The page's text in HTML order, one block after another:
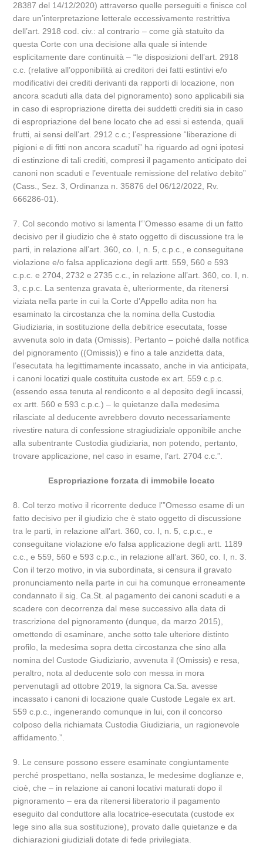
28387 del 14/12/2020) attraverso quelle perseguiti e finisce col
dare un’interpretazione letterale eccessivamente restrittiva
dell’art. 2918 cod. civ.: al contrario – come già statuito da
questa Corte con una decisione alla quale si intende
esplicitamente dare continuità – “le disposizioni dell’art. 2918
c.c. (relative all’opponibilità ai creditori dei fatti estintivi e/o
modificativi dei crediti derivanti da rapporti di locazione, non
ancora scaduti alla data del pignoramento) sono applicabili sia
in caso di espropriazione diretta dei suddetti crediti sia in caso
di espropriazione del bene locato che ad essi si estenda, quali
frutti, ai sensi dell’art. 2912 c.c.; l’espressione “liberazione di
pigioni e di fitti non ancora scaduti” ha riguardo ad ogni ipotesi
di estinzione di tali crediti, compresi il pagamento anticipato dei
canoni non scaduti e l’eventuale remissione del relativo debito”
(Cass., Sez. 3, Ordinanza n. 35876 del 06/12/2022, Rv.
666286-01).
7. Col secondo motivo si lamenta l'”Omesso esame di un fatto
decisivo per il giudizio che è stato oggetto di discussione tra le
parti, in relazione all’art. 360, co. I, n. 5, c.p.c., e conseguitane
violazione e/o falsa applicazione degli artt. 559, 560 e 593
c.p.c. e 2704, 2732 e 2735 c.c., in relazione all’art. 360, co. I, n.
3, c.p.c. La sentenza gravata è, ulteriormente, da ritenersi
viziata nella parte in cui la Corte d’Appello adita non ha
esaminato la circostanza che la nomina della Custodia
Giudiziaria, in sostituzione della debitrice esecutata, fosse
avvenuta solo in data (Omissis). Pertanto – poiché dalla notifica
del pignoramento ((Omissis)) e fino a tale anzidetta data,
l’esecutata ha legittimamente incassato, anche in via anticipata,
i canoni locatizi quale costituita custode ex art. 559 c.p.c.
(essendo essa tenuta al rendiconto e al deposito degli incassi,
ex artt. 560 e 593 c.p.c.) – le quietanze dalla medesima
rilasciate al deducente avrebbero dovuto necessariamente
rivestire natura di confessione stragiudiziale opponibile anche
alla subentrante Custodia giudiziaria, non potendo, pertanto,
trovare applicazione, nel caso in esame, l’art. 2704 c.c.”.
Espropriazione forzata di immobile locato
8. Col terzo motivo il ricorrente deduce l'”Omesso esame di un
fatto decisivo per il giudizio che è stato oggetto di discussione
tra le parti, in relazione all’art. 360, co. I, n. 5, c.p.c., e
conseguitane violazione e/o falsa applicazione degli artt. 1189
c.c., e 559, 560 e 593 c.p.c., in relazione all’art. 360, co. I, n. 3.
Con il terzo motivo, in via subordinata, si censura il gravato
pronunciamento nella parte in cui ha comunque erroneamente
condannato il sig. Ca.St. al pagamento dei canoni scaduti e a
scadere con decorrenza dal mese successivo alla data di
trascrizione del pignoramento (dunque, da marzo 2015),
omettendo di esaminare, anche sotto tale ulteriore distinto
profilo, la medesima sopra detta circostanza che sino alla
nomina del Custode Giudiziario, avvenuta il (Omissis) e resa,
peraltro, nota al deducente solo con messa in mora
pervenutagli ad ottobre 2019, la signora Ca.Sa. avesse
incassato i canoni di locazione quale Custode Legale ex art.
559 c.p.c., ingenerando comunque in lui, con il concorso
colposo della richiamata Custodia Giudiziaria, un ragionevole
affidamento.”.
9. Le censure possono essere esaminate congiuntamente
perché prospettano, nella sostanza, le medesime doglianze e,
cioè, che – in relazione ai canoni locativi maturati dopo il
pignoramento – era da ritenersi liberatorio il pagamento
eseguito dal conduttore alla locatrice-esecutata (custode ex
lege sino alla sua sostituzione), provato dalle quietanze e da
dichiarazioni giudiziali dotate di fede privilegiata.